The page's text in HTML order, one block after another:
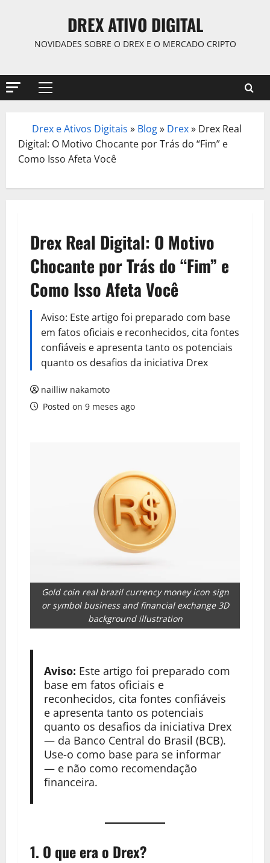
DREX ATIVO DIGITAL
NOVIDADES SOBRE O DREX E O MERCADO CRIPTO
Primary
Drex e Ativos Digitais » Blog» Drex» Drex Real
Digital: O Motivo Chocante por Trás do “Fim” e
Como Isso Afeta Você
Drex Real Digital: O Motivo
Chocante por Trás do “Fim” e
Como Isso Afeta Você
Aviso: Este artigo foi preparado com base
em fatos oficiais e reconhecidos, cita fontes
confiáveis e apresenta tanto os potenciais
quanto os desafios da iniciativa Drex
nailliw nakamoto
Posted on 9 meses ago
Gold coin real brazil currency money icon sign
or symbol business and financial exchange 3D
background illustration
Aviso: Este artigo foi preparado com
base em fatos oficiais e
reconhecidos, cita fontes confiáveis
e apresenta tanto os potenciais
quanto os desafios da iniciativa Drex
— da Banco Central do Brasil (BCB).
Use-o como base para se informar
— e não como recomendação
financeira.
1. O que era o Drex?